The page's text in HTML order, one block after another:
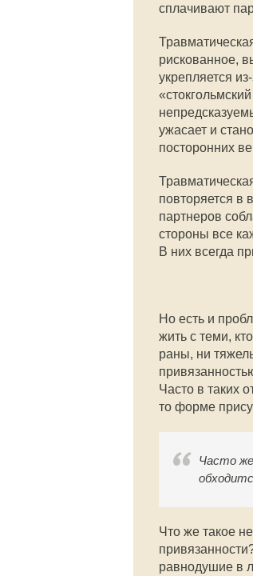
сплачивают
рискованное,
укрепляется
ужасает и
посторонних
повторяется в
партнеров
стороны все
В них всегда
Но есть и
жить с теми,
раны, ни
Часто в таких
то форме
Часто
Что же такое
равнодушие в